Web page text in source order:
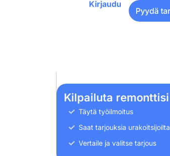
Kirjaudu
Pyydä
Kilpailuta remonttisi
Täytä työilmoitus
Saat tarjouksia urakoitsijoilta
Vertaile ja valitse tarjous